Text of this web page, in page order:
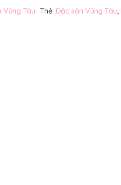
Vũng Tàu Thẻ: Đặc sản Vũng Tàu,